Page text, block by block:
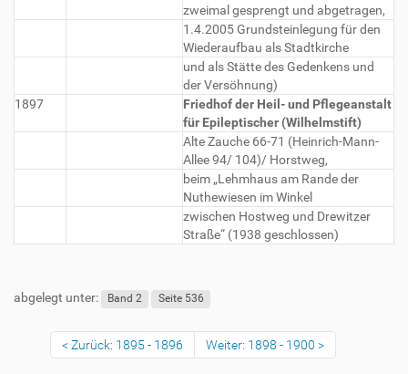
zweimal gesprengt und abgetragen,
1.4.2005 Grundsteinlegung für den
Wiederaufbau als Stadtkirche
und als Stätte des Gedenkens und
der Versöhnung)
1897
Friedhof der Heil- und Pflegeanstalt
für Epileptischer (Wilhelmstift)
Alte Zauche 66-71 (Heinrich-Mann-
Allee 94/ 104)/ Horstweg,
beim „Lehmhaus am Rande der
Nuthewiesen im Winkel
zwischen Hostweg und Drewitzer
Straße“ (1938 geschlossen)
abgelegt unter: Band 2 Seite 536
Zurück: 1895 - 1896 Weiter: 1898 - 1900